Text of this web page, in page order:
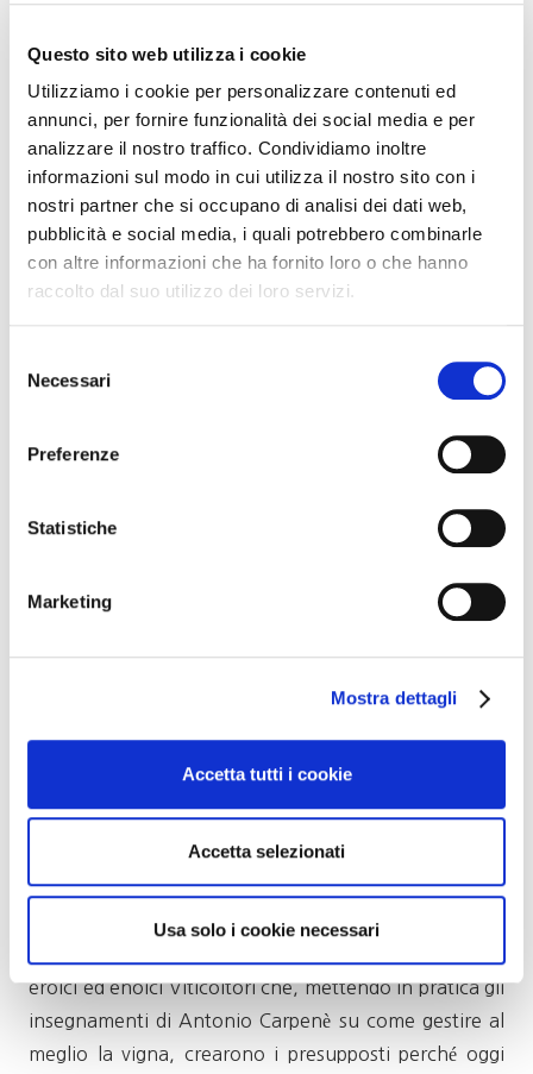
Questo sito web utilizza i cookie
Utilizziamo i cookie per personalizzare contenuti ed
annunci, per fornire funzionalità dei social media e per
analizzare il nostro traffico. Condividiamo inoltre
informazioni sul modo in cui utilizza il nostro sito con i
nostri partner che si occupano di analisi dei dati web,
pubblicità e social media, i quali potrebbero combinarle
con altre informazioni che ha fornito loro o che hanno
raccolto dal suo utilizzo dei loro servizi.
delNecessari
Preferenze
Statistiche
Marketing
Mostra dettagli
Accetta tutti i cookie
Accetta selezionati
Usa solo i cookie necessari
Prosecco Superiore, l’Associazione Colline del
Prosecco Patrimonio Unesco, i Comuni di Conegliano
e Valdobbiadene. Eventi come quello organizzato
dalla Carpenè Malvolti – ha continuato – sono
importantissimi per valorizzare ancor di più una
giornata di festa dello sport e per evidenziare le
peculiarità della grande passione per il ciclismo delle
nostre terre.”
abbiamo riconosciuto nei Campioni di ieri e che potrà
conferire in egual modo la motivazione per quei
ciclisti che percorreranno le strade di Conegliano e
Valdobbiadene prossimamente, sono anche gli
Prosecco e dell’Impresa Carpenè Malvolti che gli ha
“L’impegno etico con la Città di Conegliano – afferma
Domenico Scimone della Carpenè Malvolti – è uno
storico privilegio per la Carpenè Malvolti che, nei 152
Ai meriti enologici ad essa ascrivibili, si è infatti giunti
grazie alle intuizioni scientifiche ed alle
determinazioni strategiche di tutte le Generazioni
della Famiglia Carpenè che ancor oggi gestisce
l’Impresa, con l’obiettivo di valorizzare il Territorio, il
eroici ed enoici Viticoltori che, mettendo in pratica gli
insegnamenti di Antonio Carpenè su come gestire al
meglio la vigna, crearono i presupposti perché oggi